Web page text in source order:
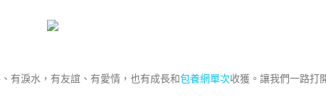
有淚水，有友誼、有愛情，也有成長和包養網單次收獲。讓我們一路打